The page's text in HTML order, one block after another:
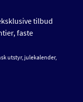
tilbud
faste
utstyr, julekalender,